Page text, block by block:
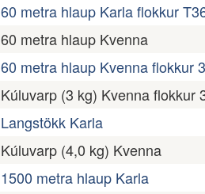
60 metra hlaup Karla flokkur
60 metra hlaup Kvenna
60 metra hlaup Kvenna flokkur
Kúluvarp (3 kg) Kvenna flokkur
Langstökk Karla
Kúluvarp (4,0 kg) Kvenna
1500 metra hlaup Karla